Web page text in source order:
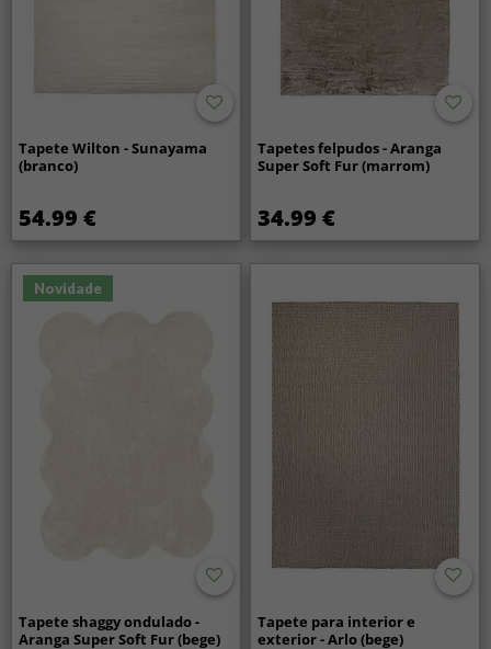
Tapete Wilton - Sunayama
(branco)
54.99 €
Tapetes felpudos - Aranga
Super Soft Fur (marrom)
34.99 €
Novidade
Tapete shaggy ondulado -
Aranga Super Soft Fur (bege)
Tapete para interior e
exterior - Arlo (bege)